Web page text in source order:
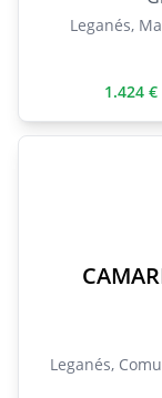
Leganés,
1.424
Leganés,